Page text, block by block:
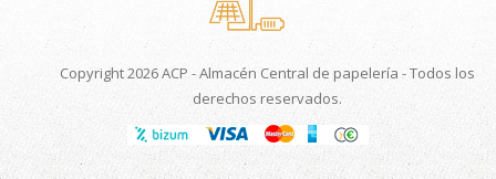
Copyright 2026 ACP - Almacén Central de papelería - Todos los
derechos reservados.